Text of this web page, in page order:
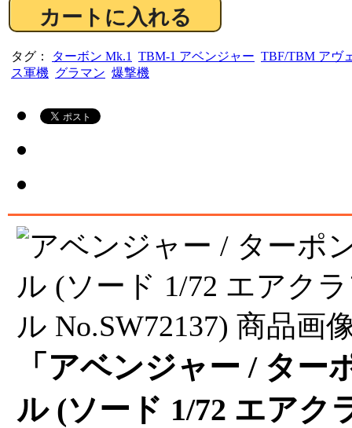
タグ： ターボン Mk.1 TBM-1 アベンジャー TBF/TBM アヴ
ス軍機 グラマン 爆撃機
「アベンジャー / ター
ル (ソード 1/72 エアク